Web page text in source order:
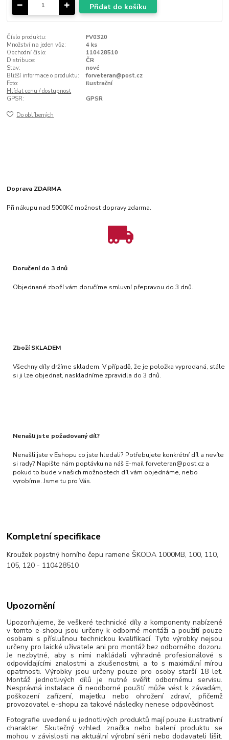
Přidat do košíku
Číslo produktu:
FV0320
Množství na jeden vůz:
4 ks
Obchodní číslo:
110428510
Distribuce:
ČR
Stav:
nové
Bližší informace o produktu:
forveteran@post.cz
Foto:
ilustrační
Hlídat cenu / dostupnost
GPSR:
GPSR
Do oblíbených
Doprava ZDARMA
Při nákupu nad 5000Kč možnost dopravy zdarma.
Doručení do 3 dnů
Objednané zboží vám doručíme smluvní přepravou do 3 dnů.
Zboží SKLADEM
Všechny díly držíme skladem. V případě, že je položka vyprodaná, stále
si ji lze objednat, naskladníme zpravidla do 3 dnů.
Nenašli jste požadovaný díl?
Nenašli jste v Eshopu co jste hledali? Potřebujete konkrétní díl a nevíte
si rady? Napište nám poptávku na náš E-mail forveteran@post.cz a
pokud to bude v našich možnostech díl vám objednáme, nebo
vyrobíme. Jsme tu pro Vás.
Kompletní specifikace
Kroužek pojistný horního čepu ramene ŠKODA 1000MB, 100, 110,
105, 120 - 110428510
Upozornění
Upozorňujeme, že veškeré technické díly a komponenty nabízené
v tomto e-shopu jsou určeny k odborné montáži a použití pouze
osobami s příslušnou technickou kvalifikací. Tyto výrobky nejsou
určeny pro laické uživatele ani pro montáž bez odborného dozoru.
Je nezbytné, aby s nimi nakládali výhradně profesionálové s
odpovídajícími znalostmi a zkušenostmi, a to s maximální mírou
opatrnosti. Výrobky jsou určeny pouze pro osoby starší 18 let.
Montáž jednotlivých dílů je nutné svěřit odbornému servisu.
Nesprávná instalace či neodborné použití může vést k závadám,
poškození zařízení, majetku nebo ohrožení zdraví, přičemž
provozovatel e-shopu za takové následky nenese odpovědnost.
Fotografie uvedené u jednotlivých produktů mají pouze ilustrativní
charakter. Skutečný vzhled, značka nebo balení produktu se
mohou v závislosti na aktuální výrobní sérii nebo dodavateli lišit.